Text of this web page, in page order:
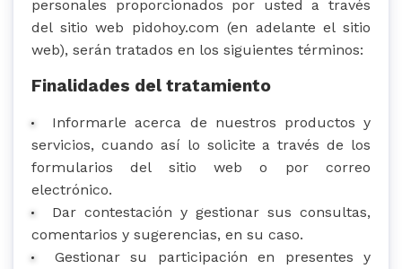
personales proporcionados por usted a través
del sitio web pidohoy.com (en adelante el sitio
web), serán tratados en los siguientes términos:
Finalidades del tratamiento
Informarle acerca de nuestros productos y
servicios, cuando así lo solicite a través de los
formularios del sitio web o por correo
electrónico.
Dar contestación y gestionar sus consultas,
comentarios y sugerencias, en su caso.
Gestionar su participación en presentes y